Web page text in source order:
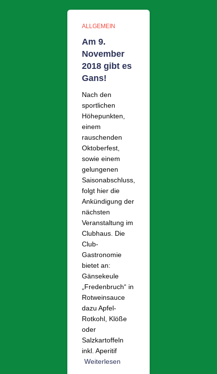
ALLGEMEIN
Am 9.
November
2018 gibt es
Gans!
Nach den
sportlichen
Höhepunkten,
einem
rauschenden
Oktoberfest,
sowie einem
gelungenen
Saisonabschluss,
folgt hier die
Ankündigung der
nächsten
Veranstaltung im
Clubhaus. Die
Club-
Gastronomie
bietet an:
Gänsekeule
„Fredenbruch“ in
Rotweinsauce
dazu Apfel-
Rotkohl, Klöße
oder
Salzkartoffeln
inkl. Aperitif
Weiterlesen